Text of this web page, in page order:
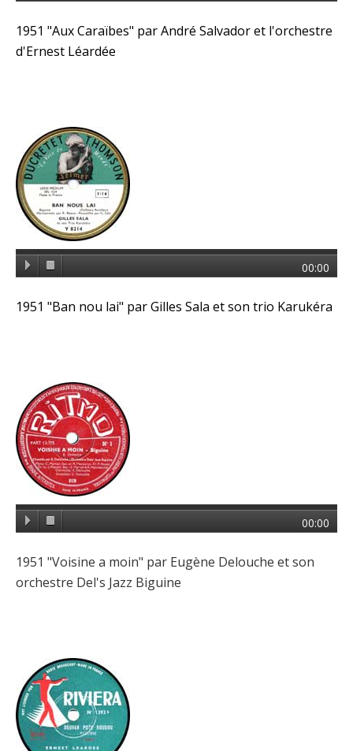
1951 "Aux Caraïbes" par André Salvador et l'orchestre
d'Ernest Léardée
00:00
1951 "Ban nou lai" par Gilles Sala et son trio Karukéra
00:00
1951 "Voisine a moin" par Eugène Delouche et son
orchestre Del's Jazz Biguine